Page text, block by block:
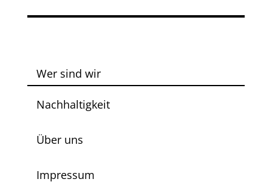
Wer sind wir
Nachhaltigkeit
Über uns
Impressum